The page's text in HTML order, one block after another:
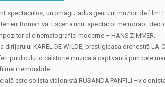
spectaculos, un omagiu adus geniului muzicii de film!
Român va fi scena unui spectacol memorabil
al cinematografiei moderne – HANS ZIMMER.
dirijorului KAREL DE WILDE, prestigioasa orchestră LA
publicului o călătorie muzicală captivantă prin cele
memorabile.
este solista violonistă RUSANDA PANFILI